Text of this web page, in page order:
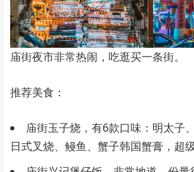
庙街夜市非常热闹，吃逛买一条街。
推荐美食：
庙街玉子烧，有6款口味：明太子
日式叉烧、鳗鱼、蟹子韩国蟹膏，超